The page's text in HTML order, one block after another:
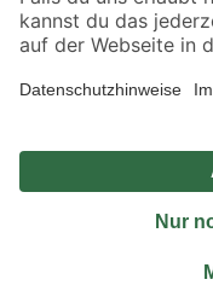
Alle Preisangaben in EUR inkl.
Umständen nicht in allen Märkten
Produkte nur solange der Vorrat
*Paketversand ab 59 €
Nutzungsbedingungen
© 2026 toom Baumarkt